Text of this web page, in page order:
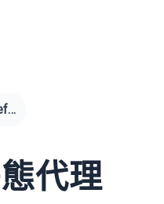
如何在 Firefox 上使用靜態代理
代理